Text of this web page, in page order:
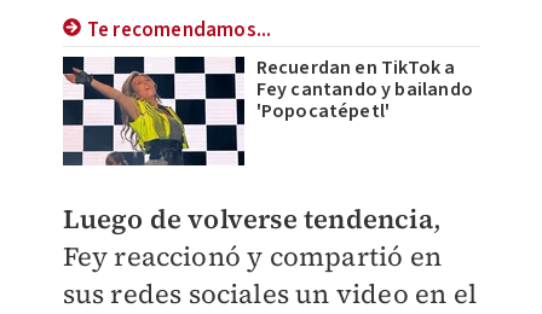
Te recomendamos...
Recuerdan en TikTok a
Fey cantando y bailando
'Popocatépetl'
Luego de volverse tendencia,
Fey reaccionó y compartió en
sus redes sociales un video en el